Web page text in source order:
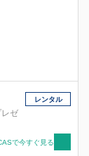
レゼ
レンタル
で今すぐ見る